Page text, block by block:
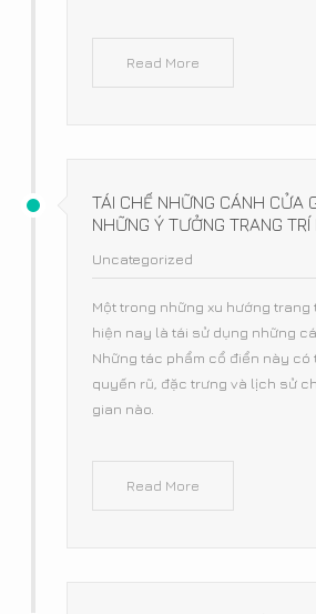
Read More
TÁI CHẾ NHỮNG CÁNH CỬA
NHỮNG Ý TƯỞNG TRANG
Uncategorized
Một trong những xu hướng trang
hiện nay là tái sử dụng những
Những tác phẩm cổ điển này có
quyến rũ, đặc trưng và lịch sử
gian nào.
Read More